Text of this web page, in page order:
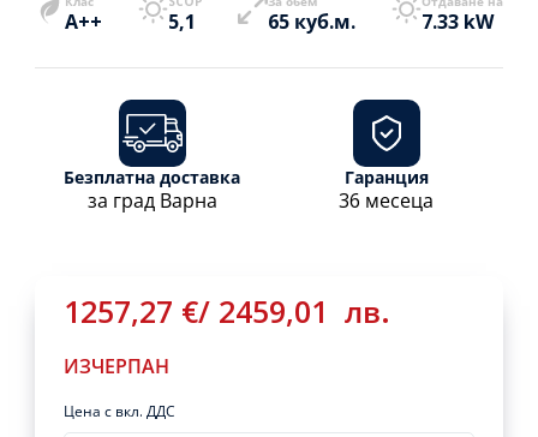
1257,27 €/ 2459,01 лв.
ИЗЧЕРПАН
Цена с вкл. ДДС
A++ 5,1 65 куб.м. 7.33 kW
Безплатна доставка
за град Варна
Гаранция
36 месеца